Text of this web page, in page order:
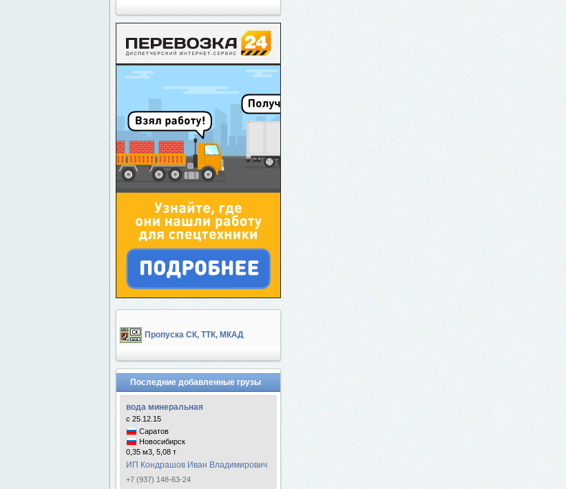
Пропуска СК, ТТК, МКАД
Последние добавленные грузы
вода минеральная
с 25.12.15
Саратов
Новосибирск
0,35 м3, 5,08 т
ИП Кондрашов Иван Владимирович
+7 (937) 148-63-24